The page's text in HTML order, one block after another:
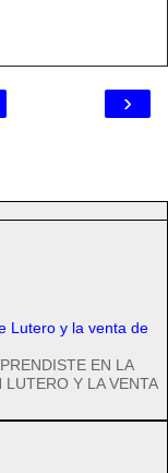
›
Lutero y la venta de
EN LA
Y LA VENTA